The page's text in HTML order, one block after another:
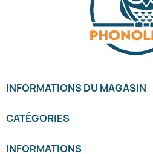
INFORMATIONS DU MAGASIN
CATÉGORIES
INFORMATIONS